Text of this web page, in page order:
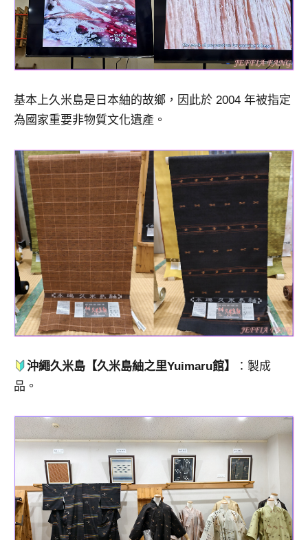
基本上久米島是日本紬的故鄉，因此於 2004 年被指定
為國家重要非物質文化遺產。
沖繩久米島【久米島紬之里Yuimaru館】
：製成
品。